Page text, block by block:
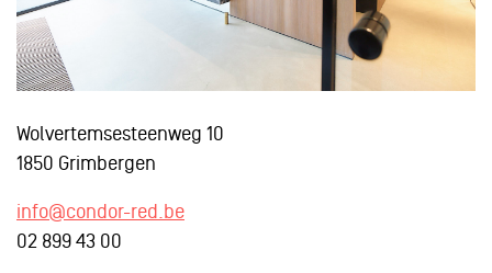
Wolvertemsesteenweg 10
1850 Grimbergen
info@condor-red.be
02 899 43 00